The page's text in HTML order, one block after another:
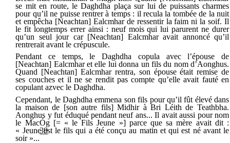
se mit en route, le Daghdha plaça sur lui de puissants charmes
pour qu’il ne puisse rentrer à temps : il recula la tombée de la nuit
et empêcha [Neachtan] Ealcmhar de ressentir la faim ni la soif. Il
le fit longtemps errer ainsi : neuf mois qui lui parurent ne durer
qu’un seul jour car [Neachtan] Ealcmhar avait annoncé qu’il
rentrerait avant le crépuscule.
Pendant ce temps, le Daghdha copula avec l’épouse de
[Neachtan] Ealcmhar et elle lui donna un fils du nom d’Aonghus.
Quand [Neachtan] Ealcmhar rentra, son épouse était remise de
ses couches et il ne se rendit pas compte qu’elle avait fauté en
copulant azvec le Daghdha.
Cependant, le Daghdha emmena son fils pour qu’il fût élevé dans
la maison de [son autre fils] Midhir à Bri Léith de Teathbha.
Aonghus y fut éduqué pendant neuf ans... Il avait aussi pour nom
le MacÓg [= « le Fils Jeune »] parce que sa mère avait dit :
« Jeune est le fils qui a été conçu au matin et qui est né avant le
soir »...
39